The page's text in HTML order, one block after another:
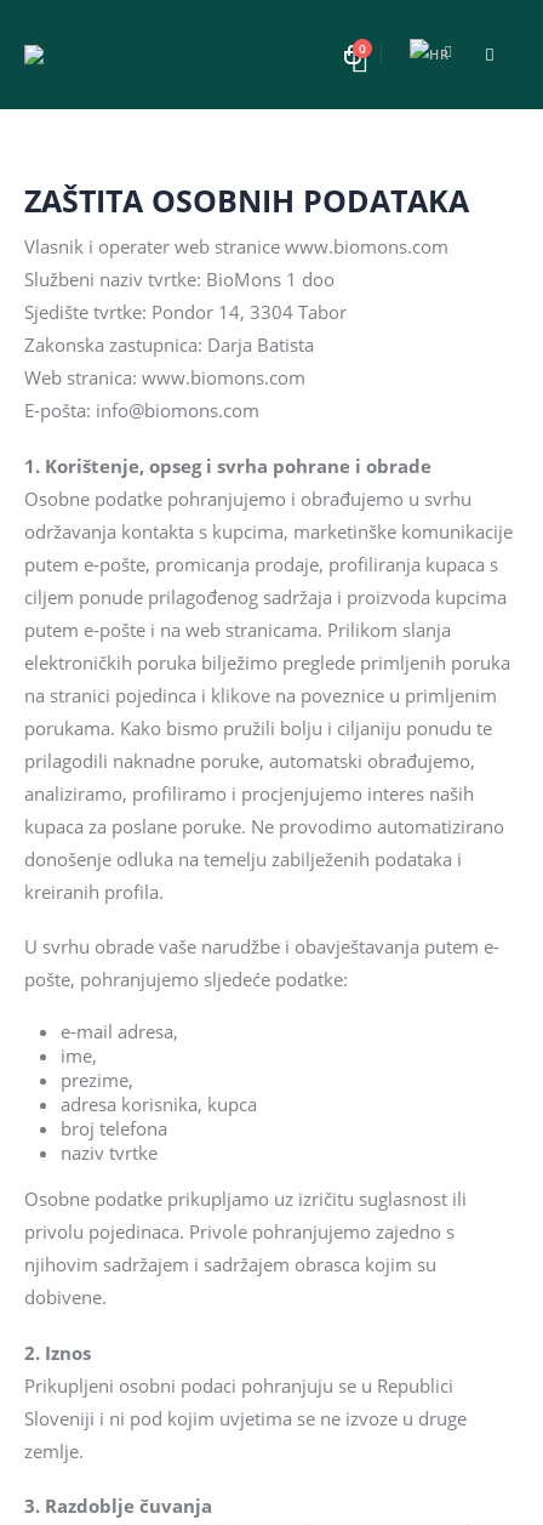
0
ZAŠTITA OSOBNIH PODATAKA
Vlasnik i operater web stranice www.biomons.com
Službeni naziv tvrtke: BioMons 1 doo
Sjedište tvrtke: Pondor 14, 3304 Tabor
Zakonska zastupnica: Darja Batista
Web stranica: www.biomons.com
E-pošta: info@biomons.com
1. Korištenje, opseg i svrha pohrane i obrade
Osobne podatke pohranjujemo i obrađujemo u svrhu
održavanja kontakta s kupcima, marketinške komunikacije
putem e-pošte, promicanja prodaje, profiliranja kupaca s
ciljem ponude prilagođenog sadržaja i proizvoda kupcima
putem e-pošte i na web stranicama. Prilikom slanja
elektroničkih poruka bilježimo preglede primljenih poruka
na stranici pojedinca i klikove na poveznice u primljenim
porukama. Kako bismo pružili bolju i ciljaniju ponudu te
prilagodili naknadne poruke, automatski obrađujemo,
analiziramo, profiliramo i procjenjujemo interes naših
kupaca za poslane poruke. Ne provodimo automatizirano
donošenje odluka na temelju zabilježenih podataka i
kreiranih profila.
U svrhu obrade vaše narudžbe i obavještavanja putem e-
pošte, pohranjujemo sljedeće podatke:
e-mail adresa,
ime,
prezime,
adresa korisnika, kupca
broj telefona
naziv tvrtke
Osobne podatke prikupljamo uz izričitu suglasnost ili
privolu pojedinaca. Privole pohranjujemo zajedno s
njihovim sadržajem i sadržajem obrasca kojim su
dobivene.
2. Iznos
Prikupljeni osobni podaci pohranjuju se u Republici
Sloveniji i ni pod kojim uvjetima se ne izvoze u druge
zemlje.
3. Razdoblje čuvanja